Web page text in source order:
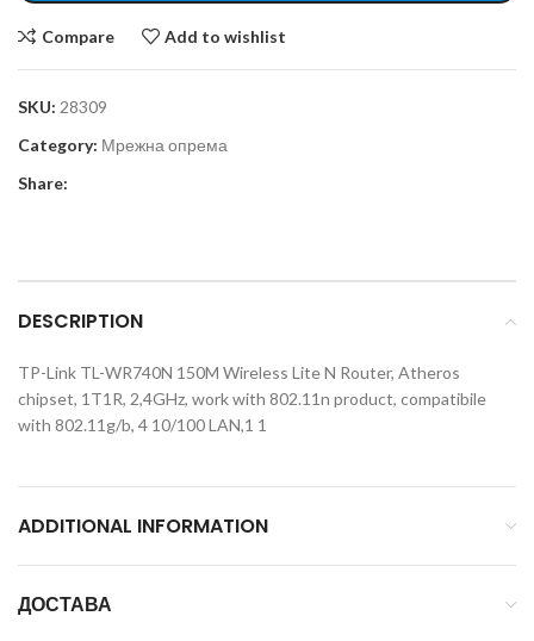
Compare Add to wishlist
SKU: 28309
Category: Мрежна опрема
Share:
DESCRIPTION
TP-Link TL-WR740N 150M Wireless Lite N Router, Atheros
chipset, 1T1R, 2,4GHz, work with 802.11n product, compatibile
with 802.11g/b, 4 10/100 LAN,1 1
ADDITIONAL INFORMATION
ДОСТАВА